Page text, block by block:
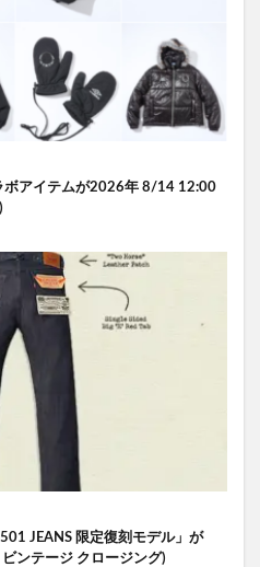
ボアイテムが2026年 8/14 12:00
JEANS 限定復刻モデル」が
ンテージ クロージング)